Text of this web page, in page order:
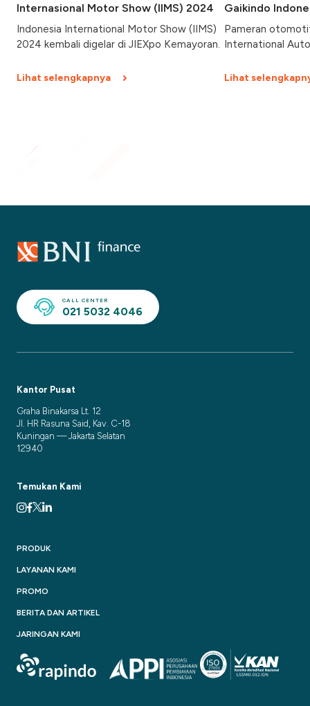
Internasional Motor Show (IIMS) 2024
Indonesia International Motor Show (IIMS)
2024 kembali digelar di JIEXpo Kemayoran.
Lihat selengkapnya
Gaikindo
Show (GIIAS)
Pameran
International
Berlangsung
Lihat
CALL CENTER
021 5032 4046
Kantor Pusat
Graha Binakarsa Lt. 12
Jl. HR Rasuna Said, Kav. C-18
Kuningan — Jakarta Selatan
12940
PRODUK
LAYANAN KAMI
PROMO
BERITA DAN ARTIKEL
JARINGAN KAMI
Temukan Kami